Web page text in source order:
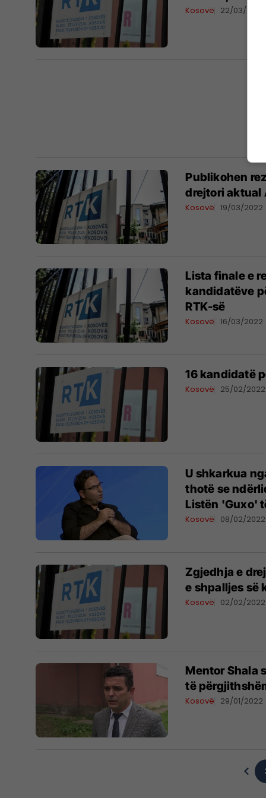
Kosovë 22/03/2022
Publikohen
drejtori aktual
Kosovë 19/03/2022
Lista finale e
kandidatëve
RTK-së
Kosovë 16/03/2022
16 kandidatë
Kosovë 25/02/2022
U shkarkua
thotë se
Listën 'Guxo'
Kosovë 08/02/2022
Zgjedhja e
e shpalljes së
Kosovë 02/02/2022
Mentor Shala
të
Kosovë 29/01/2022